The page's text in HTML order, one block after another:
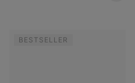
BESTSELLER